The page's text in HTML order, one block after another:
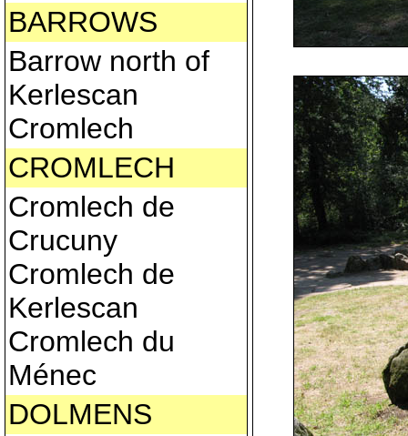
BARROWS
Barrow north of
Kerlescan
Cromlech
CROMLECH
Cromlech de
Crucuny
Cromlech de
Kerlescan
Cromlech du
Ménec
DOLMENS